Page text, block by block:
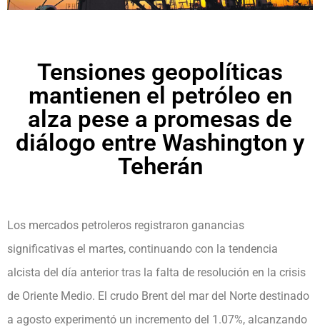
Tensiones geopolíticas
mantienen el petróleo en
alza pese a promesas de
diálogo entre Washington y
Teherán
Los mercados petroleros registraron ganancias
significativas el martes, continuando con la tendencia
alcista del día anterior tras la falta de resolución en la crisis
de Oriente Medio. El crudo Brent del mar del Norte destinado
a agosto experimentó un incremento del 1.07%, alcanzando